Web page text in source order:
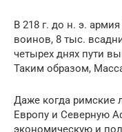
В 218 г. до н. э.
воинов, 8 тыс.
четырех днях пути
Таким образом,
Даже когда римские
Европу и Северную
экономическую и